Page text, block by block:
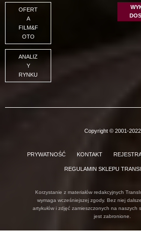
OFERT
A
FILM&F
OTO
ANALIZ
Y
RYNKU
Copyright © 2001-2022
PRYWATNOŚĆ KONTAKT
REGULAMIN SKLEPU
Korzystanie z materiałów redakcyjnych
wymaga wcześniejszej zgody. Bez niej
artykułów i zdjęć zamieszczonych na naszych
jest zabronione.